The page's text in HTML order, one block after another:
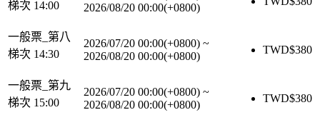
梯次 14:00
2026/08/20 00:00(+0800)
一般票_第八
梯次 14:30
2026/07/20 00:00(+0800) ~
2026/08/20 00:00(+0800)
TWD$380
一般票_第九
梯次 15:00
2026/07/20 00:00(+0800) ~
2026/08/20 00:00(+0800)
TWD$380